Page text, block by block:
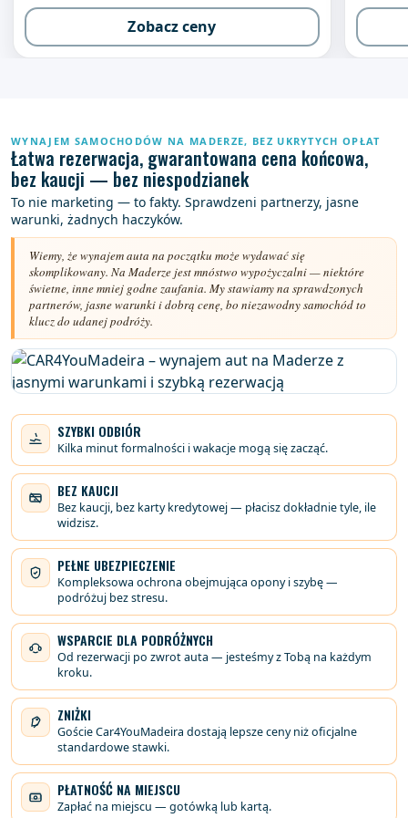
Zobacz ceny
WYNAJEM SAMOCHODÓW NA MADERZE, BEZ UKRYTYCH OPŁAT
Łatwa rezerwacja, gwarantowana cena końcowa,
bez kaucji — bez niespodzianek
To nie marketing — to fakty. Sprawdzeni partnerzy, jasne
warunki, żadnych haczyków.
Wiemy, że wynajem auta na początku może wydawać się
skomplikowany. Na Maderze jest mnóstwo wypożyczalni — niektóre
świetne, inne mniej godne zaufania. My stawiamy na sprawdzonych
partnerów, jasne warunki i dobrą cenę, bo niezawodny samochód to
klucz do udanej podróży.
SZYBKI ODBIÓR
Kilka minut formalności i wakacje mogą się zacząć.
BEZ KAUCJI
Bez kaucji, bez karty kredytowej — płacisz dokładnie tyle, ile
widzisz.
PEŁNE UBEZPIECZENIE
Kompleksowa ochrona obejmująca opony i szybę —
podróżuj bez stresu.
WSPARCIE DLA PODRÓŻNYCH
Od rezerwacji po zwrot auta — jesteśmy z Tobą na każdym
kroku.
ZNIŻKI
Goście Car4YouMadeira dostają lepsze ceny niż oficjalne
standardowe stawki.
PŁATNOŚĆ NA MIEJSCU
Zapłać na miejscu — gotówką lub kartą.